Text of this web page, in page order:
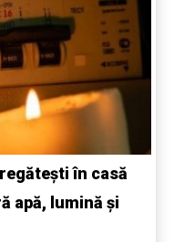
în casă
apă, lumină și